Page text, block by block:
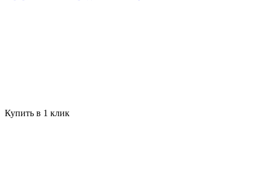
Купить в 1 клик